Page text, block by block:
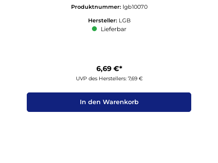
Produktnummer: lgb10070
Hersteller: LGB
Lieferbar
6,69 €*
UVP des Herstellers: 7,69 €
In den Warenkorb